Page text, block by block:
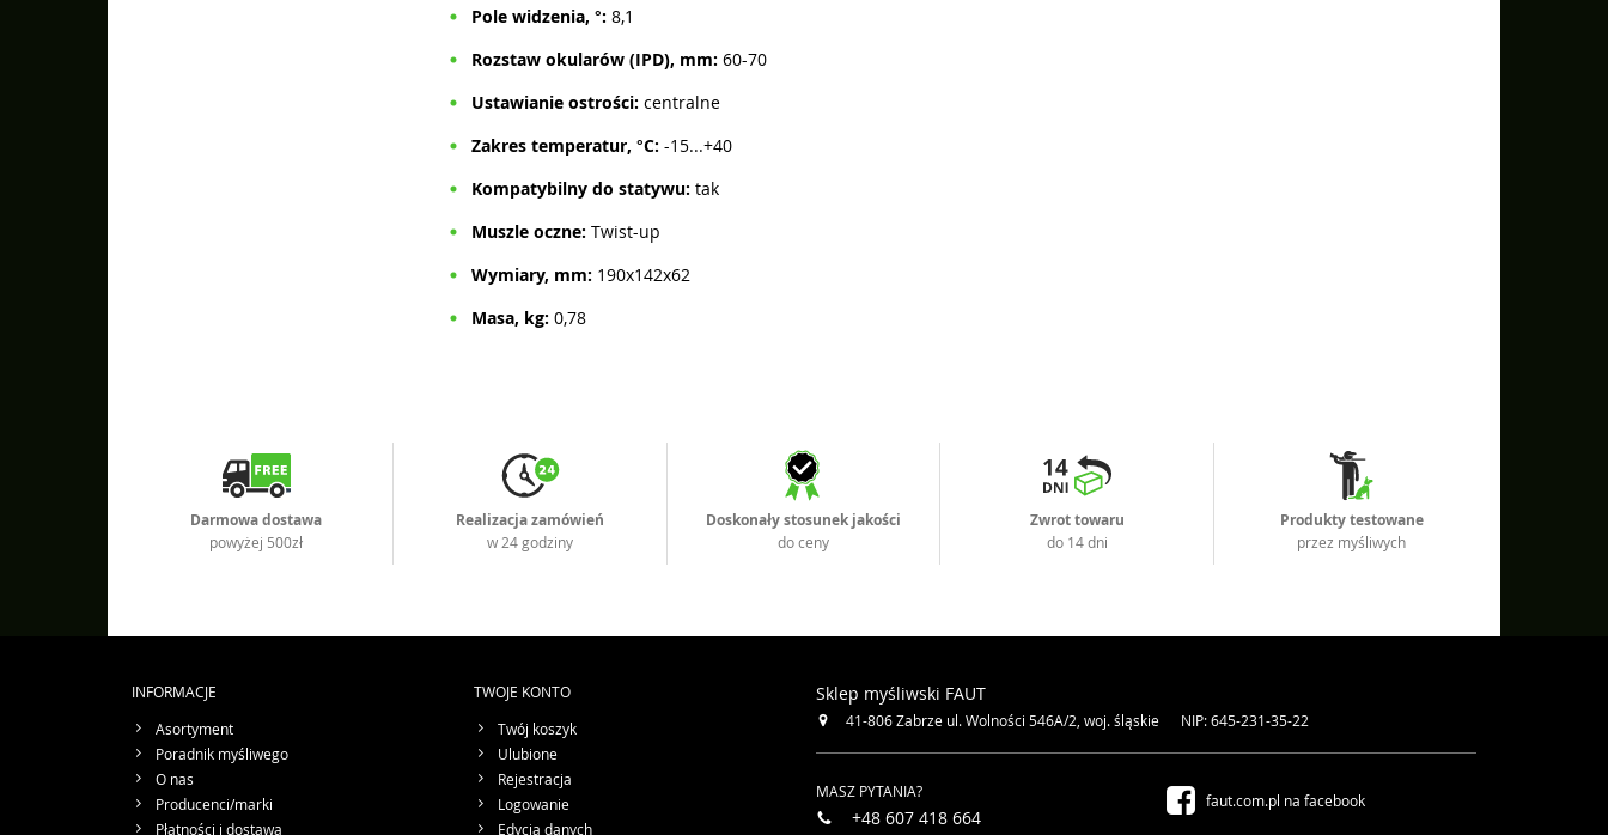
Pole widzenia, °: 8,1
Rozstaw okularów (IPD), mm: 60-70
Ustawianie ostrości: centralne
Zakres temperatur, °C: -15...+40
Kompatybilny do statywu: tak
Muszle oczne: Twist-up
Wymiary, mm: 190x142x62
Masa, kg: 0,78
Darmowa dostawa
powyżej 500zł
Realizacja zamówień
w 24 godziny
Doskonały stosunek jakości
do ceny
Zwrot towaru
do 14 dni
Produkty testowane
przez myśliwych
INFORMACJE
Asortyment
Poradnik myśliwego
O nas
Producenci/marki
Płatności i dostawa
TWOJE KONTO
Twój koszyk
Ulubione
Rejestracja
Logowanie
Edycja danych
Sklep myśliwski FAUT
41-806Zabrze ul. Wolności 546A/2 woj. śląskie NIP: 645-231-35-22
MASZ PYTANIA?
+48 607 418 664
faut.com.pl na facebook